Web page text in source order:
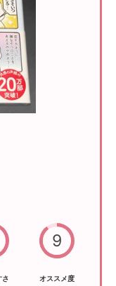
さ
9
オススメ度